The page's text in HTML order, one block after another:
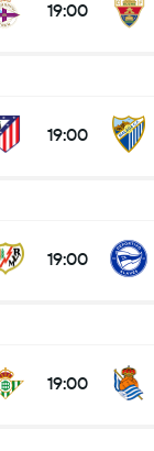
19:00
19:00
19:00
19:00